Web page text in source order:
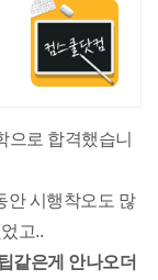
으로 합격했습니
안 시행착오도 많
고..
같은게 안나오더